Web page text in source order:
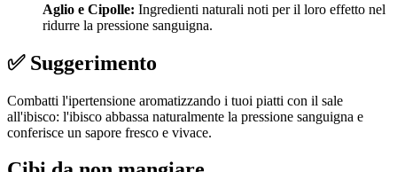
Aglio e Cipolle: Ingredienti naturali noti per il loro effetto nel
ridurre la pressione sanguigna.
✅ Suggerimento
Combatti l'ipertensione aromatizzando i tuoi piatti con il sale
all'ibisco: l'ibisco abbassa naturalmente la pressione sanguigna e
conferisce un sapore fresco e vivace.